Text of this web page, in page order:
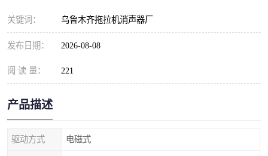
关键词： 乌鲁木齐拖拉机消声器厂
发布日期： 2026-08-08
阅 读 量： 221
产品描述
驱动方式 电磁式